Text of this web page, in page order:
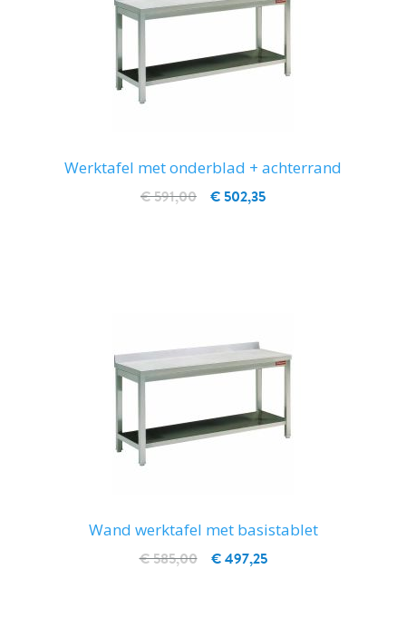
Werktafel met onderblad + achterrand
€ 502,35
€ 591,00
Wand werktafel met basistablet
€ 497,25
€ 585,00